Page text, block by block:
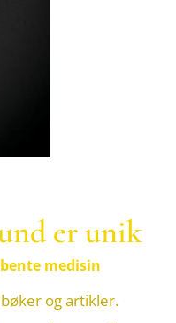
er unik
medisin
og artikler.